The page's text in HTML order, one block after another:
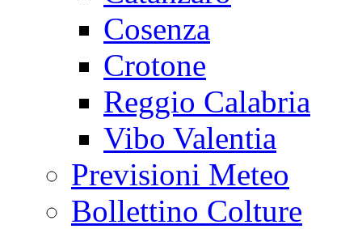
Cosenza
Crotone
Reggio Calabria
Vibo Valentia
Previsioni Meteo
Bollettino Colture